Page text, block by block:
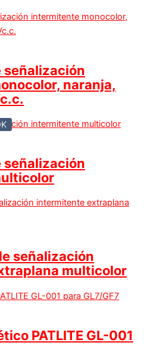
señalización
naranja,
señalización
señalización
multicolor
PATLITE GL-001